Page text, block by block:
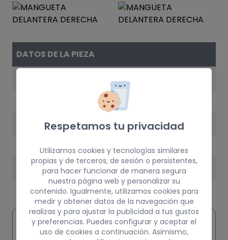
DATOS DE LA PIEZA
PESO
Inspeccionar
vehículo de
Solicitar
Consultar
Respetamos tu privacidad
Utilizamos cookies y tecnologías similares
propias y de terceros, de sesión o persistentes,
para hacer funcionar de manera segura
nuestra página web y personalizar su
contenido. Igualmente, utilizamos cookies para
medir y obtener datos de la navegación que
realizas y para ajustar la publicidad a tus gustos
y preferencias. Puedes configurar y aceptar el
uso de cookies a continuación. Asimismo,